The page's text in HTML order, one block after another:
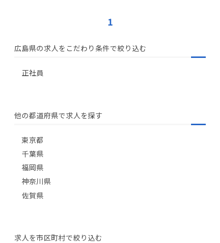
1
広島県の求人をこだわり条件で絞り込む
正社員
他の都道府県で求人を探す
東京都
千葉県
福岡県
神奈川県
佐賀県
求人を市区町村で絞り込む